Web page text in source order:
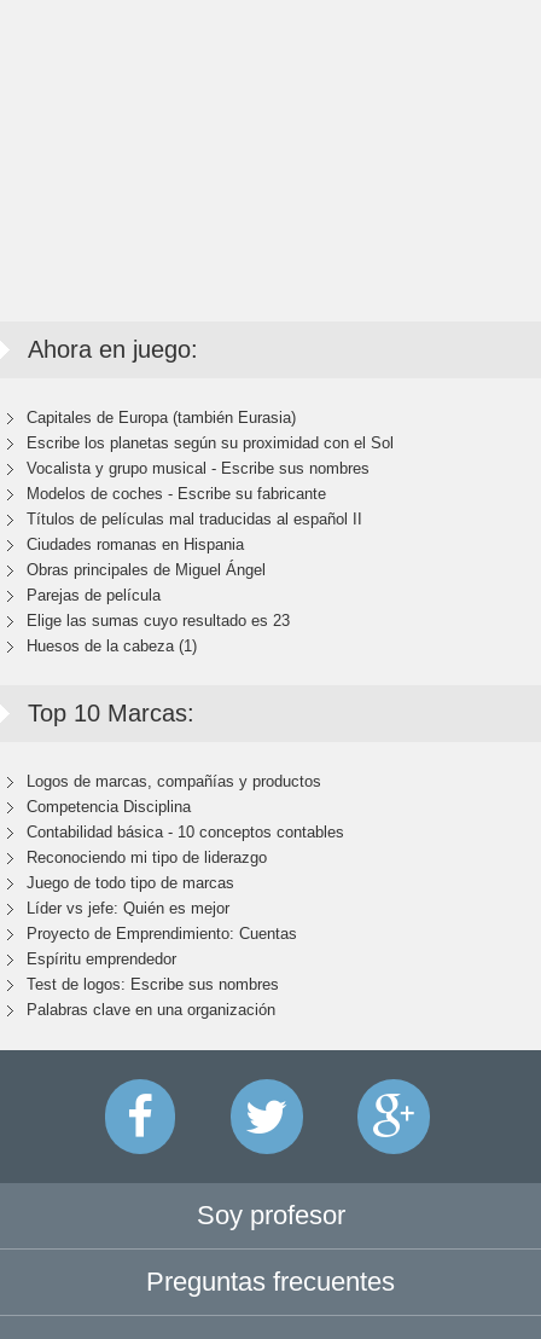
Ahora en juego:
Capitales de Europa (también Eurasia)
Escribe los planetas según su proximidad con el Sol
Vocalista y grupo musical - Escribe sus nombres
Modelos de coches - Escribe su fabricante
Títulos de películas mal traducidas al español II
Ciudades romanas en Hispania
Obras principales de Miguel Ángel
Parejas de película
Elige las sumas cuyo resultado es 23
Huesos de la cabeza (1)
Top 10 Marcas:
Logos de marcas, compañías y productos
Competencia Disciplina
Contabilidad básica - 10 conceptos contables
Reconociendo mi tipo de liderazgo
Juego de todo tipo de marcas
Líder vs jefe: Quién es mejor
Proyecto de Emprendimiento: Cuentas
Espíritu emprendedor
Test de logos: Escribe sus nombres
Palabras clave en una organización
Soy profesor
Preguntas frecuentes